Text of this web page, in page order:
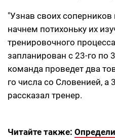
"Узнав своих соперников
начнем потихоньку их
тренировочного
запланирован с 23-го по
команда проведет два
го числа со Словенией, а
рассказал тренер.
Читайте также: